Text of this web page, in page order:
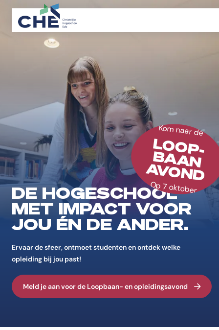
DE HOGESCHOOL
MET IMPACT VOOR
JOU ÉN DE ANDER.
Ervaar de sfeer, ontmoet studenten en ontdek welke
opleiding bij jou past!
Meld je aan voor de Loopbaan- en opleidingsavond
Kom naar de
LOOP-
BAAN
AVOND
Op 7 oktober